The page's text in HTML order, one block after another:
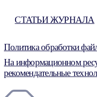
СТАТЬИ ЖУРНАЛА
Политика обработки
На информационном
рекомендательные